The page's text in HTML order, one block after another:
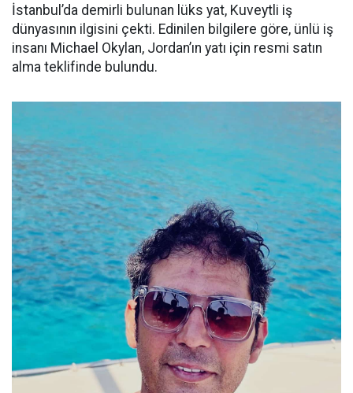
İstanbul’da demirli bulunan lüks yat, Kuveytli iş
dünyasının ilgisini çekti. Edinilen bilgilere göre, ünlü iş
insanı Michael Okylan, Jordan’ın yatı için resmi satın
alma teklifinde bulundu.